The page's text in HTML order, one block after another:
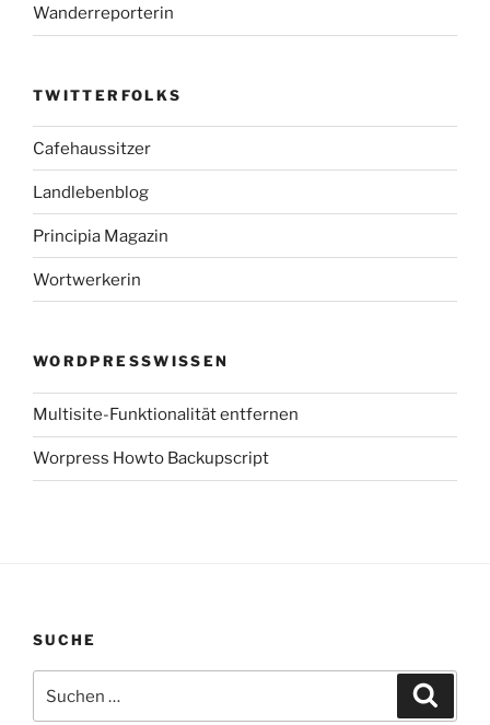
Wanderreporterin
TWITTERFOLKS
Cafehaussitzer
Landlebenblog
Principia Magazin
Wortwerkerin
WORDPRESSWISSEN
Multisite-Funktionalität entfernen
Worpress Howto Backupscript
SUCHE
nach: